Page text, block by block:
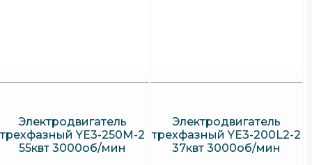
Электродвигатель
трехфазный YE3-250M-2
55квт 3000об/мин
Электродвигатель
трехфазный YE3-200L2-2
37квт 3000об/мин